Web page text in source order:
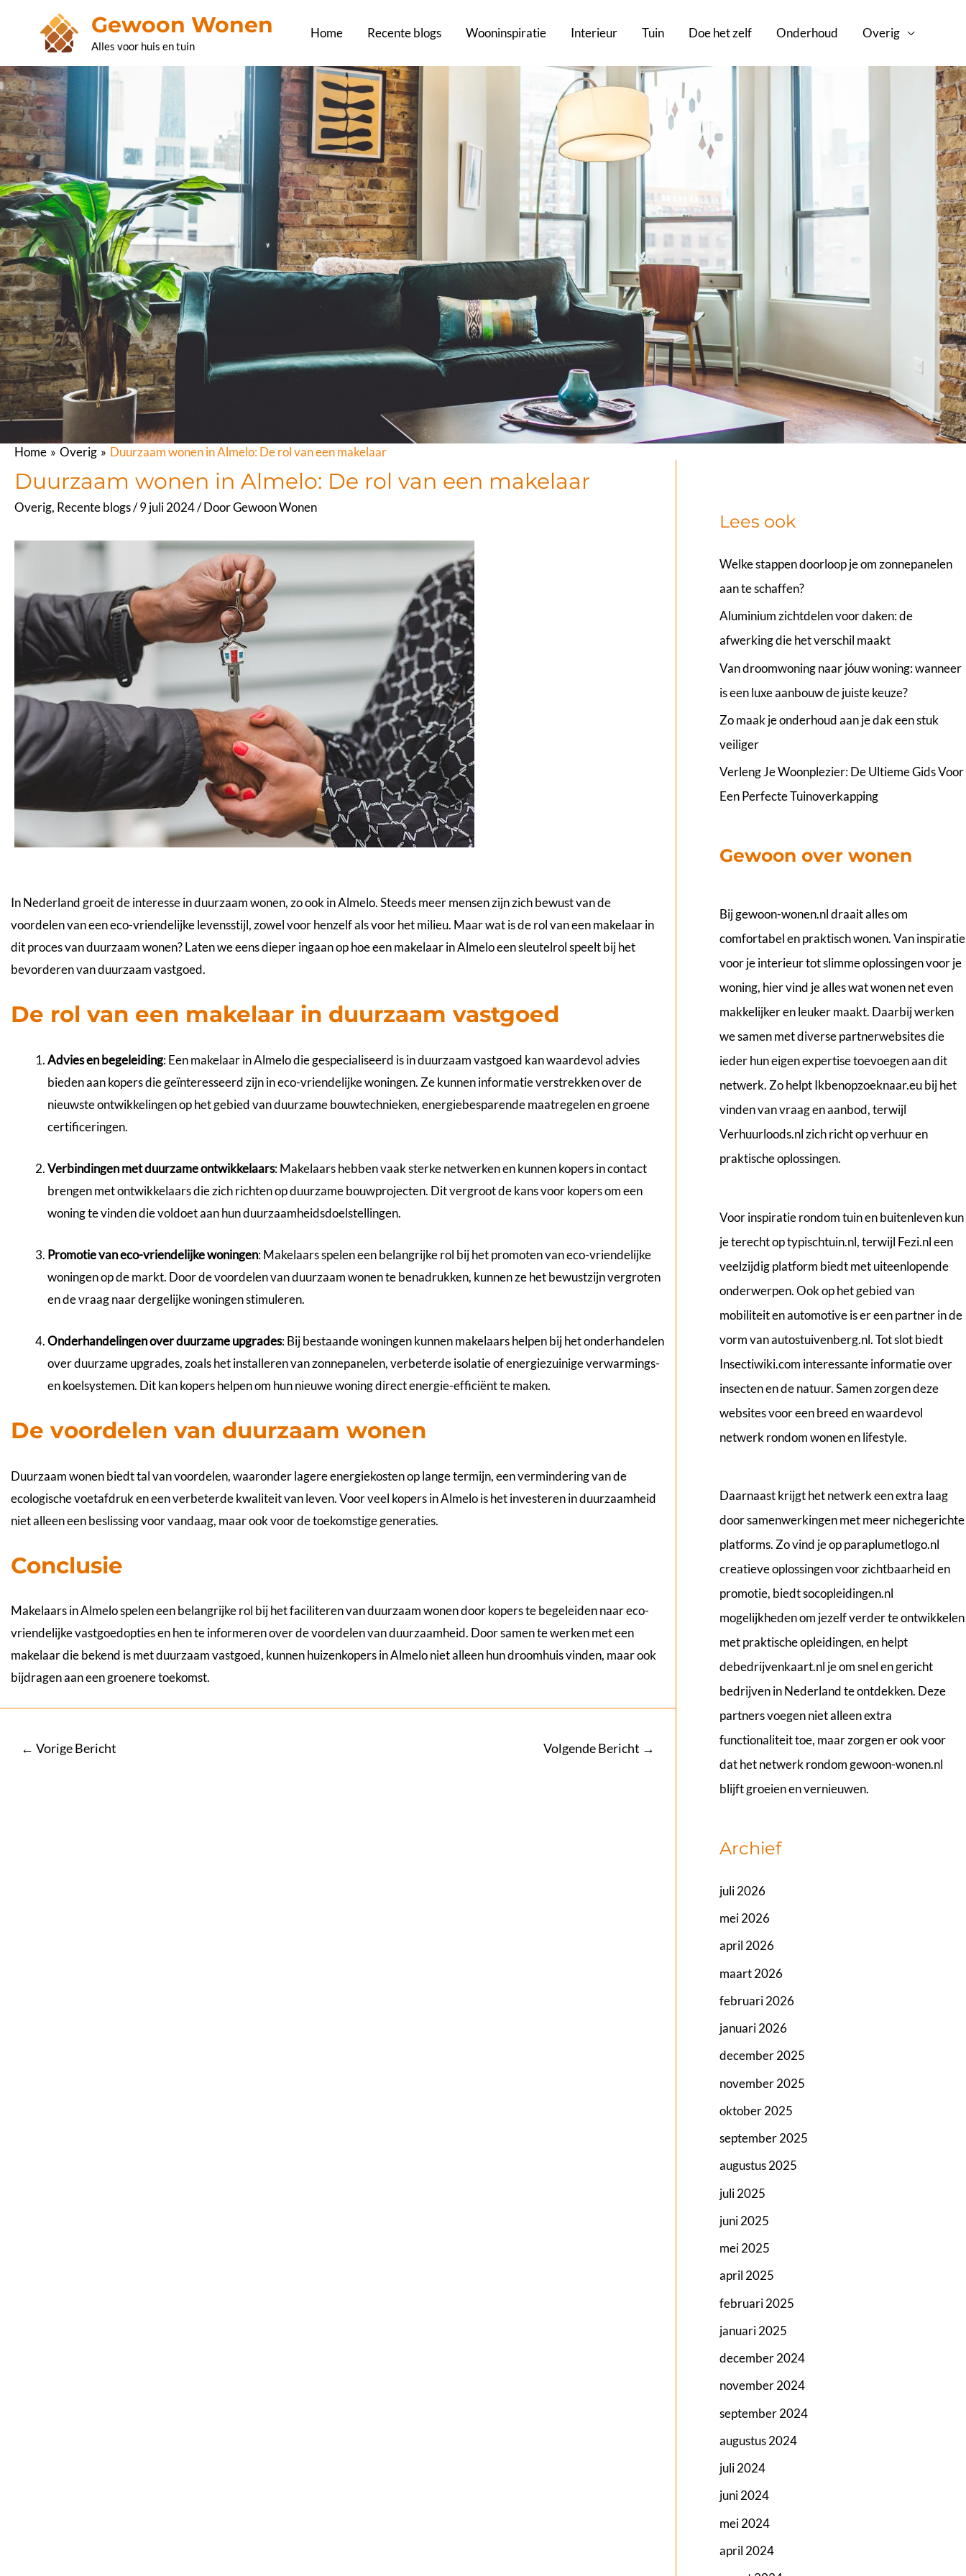
inhoud
Gewoon Wonen
Alles voor huis en tuin
Home Recente blogs Wooninspiratie Interieur Tuin Doe het zelf Onderhoud Overig
Home Overig Duurzaam wonen in Almelo: De rol van een makelaar
Duurzaam wonen in Almelo: De rol van een makelaar
Overig, Recente blogs/9 juli 2024/ DoorGewoon Wonen
In Nederland groeit de interesse in duurzaam wonen, zo ook in Almelo. Steeds meer mensen zijn zich bewust van de
voordelen van een eco-vriendelijke levensstijl, zowel voor henzelf als voor het milieu. Maar wat is de rol van een makelaar in
dit proces van duurzaam wonen? Laten we eens dieper ingaan op hoe eenmakelaar in Almeloeen sleutelrol speelt bij het
bevorderen van duurzaam vastgoed.
De rol van een makelaar in duurzaam vastgoed
Advies en begeleiding: Een makelaar in Almelo die gespecialiseerd is in duurzaam vastgoed kan waardevol advies
bieden aan kopers die geïnteresseerd zijn in eco-vriendelijke woningen. Ze kunnen informatie verstrekken over de
nieuwste ontwikkelingen op het gebied van duurzame bouwtechnieken, energiebesparende maatregelen en groene
certificeringen.
Verbindingen met duurzame ontwikkelaars: Makelaars hebben vaak sterke netwerken en kunnen kopers in contact
brengen met ontwikkelaars die zich richten op duurzame bouwprojecten. Dit vergroot de kans voor kopers om een
woning te vinden die voldoet aan hun duurzaamheidsdoelstellingen.
Promotie van eco-vriendelijke woningen: Makelaars spelen een belangrijke rol bij het promoten van eco-vriendelijke
woningen op de markt. Door de voordelen van duurzaam wonen te benadrukken, kunnen ze het bewustzijn vergroten
en de vraag naar dergelijke woningen stimuleren.
Onderhandelingen over duurzame upgrades: Bij bestaande woningen kunnen makelaars helpen bij het onderhandelen
over duurzame upgrades, zoals het installeren van zonnepanelen, verbeterde isolatie of energiezuinige verwarmings-
en koelsystemen. Dit kan kopers helpen om hun nieuwe woning direct energie-efficiënt te maken.
De voordelen van duurzaam wonen
Duurzaam wonen biedt tal van voordelen, waaronder lagere energiekosten op lange termijn, een vermindering van de
ecologische voetafdruk en een verbeterde kwaliteit van leven. Voor veel kopers in Almelo is het investeren in duurzaamheid
niet alleen een beslissing voor vandaag, maar ook voor de toekomstige generaties.
Conclusie
Makelaars in Almelo spelen een belangrijke rol bij het faciliteren van duurzaam wonen door kopers te begeleiden naar eco-
vriendelijke vastgoedopties en hen te informeren over de voordelen van duurzaamheid. Door samen te werken met een
makelaar die bekend is met duurzaam vastgoed, kunnen huizenkopers in Almelo niet alleen hun droomhuis vinden, maar ook
bijdragen aan een groenere toekomst.
Bericht
← Vorige Bericht Volgende Bericht →
Lees ook
Welke stappen doorloop je om zonnepanelen
aan te schaffen?
Aluminium zichtdelen voor daken: de
afwerking die het verschil maakt
Van droomwoning naar jóuw woning: wanneer
is een luxe aanbouw de juiste keuze?
Zo maak je onderhoud aan je dak een stuk
veiliger
Verleng Je Woonplezier: De Ultieme Gids Voor
Een Perfecte Tuinoverkapping
Gewoon over wonen
Bijgewoon-wonen.nldraait alles om
comfortabel en praktisch wonen. Van inspiratie
voor je interieur tot slimme oplossingen voor je
woning, hier vind je alles wat wonen net even
makkelijker en leuker maakt. Daarbij werken
we samen met diverse partnerwebsites die
ieder hun eigen expertise toevoegen aan dit
netwerk. Zo helptIkbenopzoeknaar.eubij het
vinden van vraag en aanbod, terwijl
Verhuurloods.nlzich richt op verhuur en
praktische oplossingen.
Voor inspiratie rondom tuin en buitenleven kun
je terecht optypischtuin.nl, terwijl Fezi.nleen
veelzijdig platform biedt met uiteenlopende
onderwerpen. Ook op het gebied van
mobiliteit en automotive is er een partner in de
vorm vanautostuivenberg.nl. Tot slot biedt
Insectiwiki.com interessante informatie over
insecten en de natuur. Samen zorgen deze
websites voor een breed en waardevol
netwerk rondom wonen en lifestyle.
Daarnaast krijgt het netwerk een extra laag
door samenwerkingen met meer nichegerichte
platforms. Zo vind je opparaplumetlogo.nl
creatieve oplossingen voor zichtbaarheid en
promotie, biedtsocopleidingen.nl
mogelijkheden om jezelf verder te ontwikkelen
met praktische opleidingen, en helpt
debedrijvenkaart.nl je om snel en gericht
bedrijven in Nederland te ontdekken. Deze
partners voegen niet alleen extra
functionaliteit toe, maar zorgen er ook voor
dat het netwerk rondom gewoon-wonen.nl
blijft groeien en vernieuwen.
Archief
juli 2026
mei 2026
april 2026
maart 2026
februari 2026
januari 2026
december 2025
november 2025
oktober 2025
september 2025
augustus 2025
juli 2025
juni 2025
mei 2025
april 2025
februari 2025
januari 2025
december 2024
november 2024
september 2024
augustus 2024
juli 2024
juni 2024
mei 2024
april 2024